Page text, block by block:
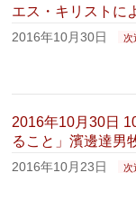
エス・キリストに
2016年10月30日 次
2016年10月30日
ること」濱邊達男
2016年10月23日 次